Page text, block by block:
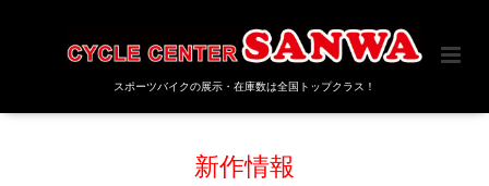
スポーツバイクの展示・在庫数は全国トップクラス！
新作情報